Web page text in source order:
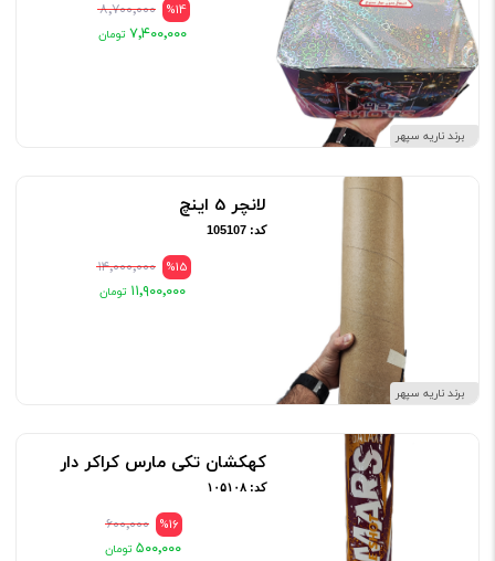
برند ناریه سپهر
%14 ۸٬۷۰۰٬۰۰۰
۷٬۴۰۰٬۰۰۰
برند ناریه سپهر
لانچر 5 اینچ
کد: 105107
%15 ۱۴٬۰۰۰٬۰۰۰
۱۱٬۹۰۰٬۰۰۰
کهکشان تکی مارس کراکر دار
کد: ۱۰۵۱۰۸
%16 ۶۰۰٬۰۰۰
۵۰۰٬۰۰۰